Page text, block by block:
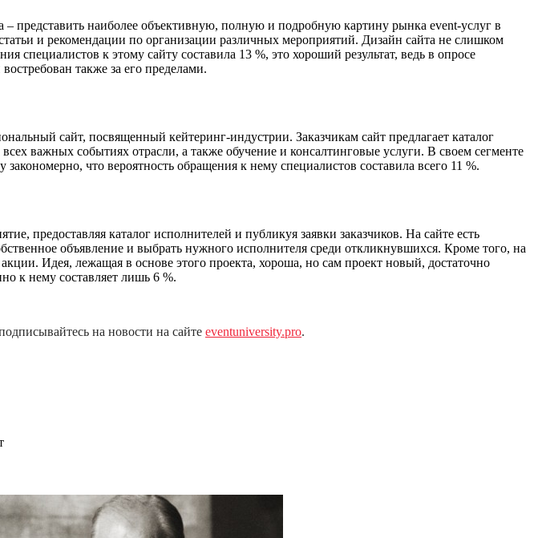
представить наиболее объективную, полную и подробную картину рынка event-услуг в
и рекомендации по организации различных мероприятий. Дизайн сайта не слишком
специалистов к этому сайту составила 13 %, это хороший результат, ведь в опросе
также за его пределами.
сайт, посвященный кейтеринг-индустрии. Заказчикам сайт предлагает каталог
важных событиях отрасли, а также обучение и консалтинговые услуги. В своем сегменте
что вероятность обращения к нему специалистов составила всего 11 %.
предоставляя каталог исполнителей и публикуя заявки заказчиков. На сайте есть
объявление и выбрать нужного исполнителя среди откликнувшихся. Кроме того, на
Идея, лежащая в основе этого проекта, хороша, но сам проект новый, достаточно
к нему составляет лишь 6 %.
на новости на сайте eventuniversity.pro.